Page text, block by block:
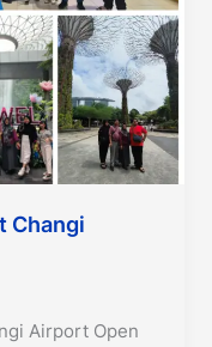
Changi
Airport Open